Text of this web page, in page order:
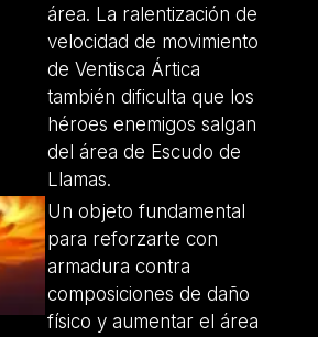
área. La ralentización de
velocidad de movimiento
de Ventisca Ártica
también dificulta que los
héroes enemigos salgan
del área de Escudo de
Llamas.
Un objeto fundamental
para reforzarte con
armadura contra
composiciones de daño
físico y aumentar el área